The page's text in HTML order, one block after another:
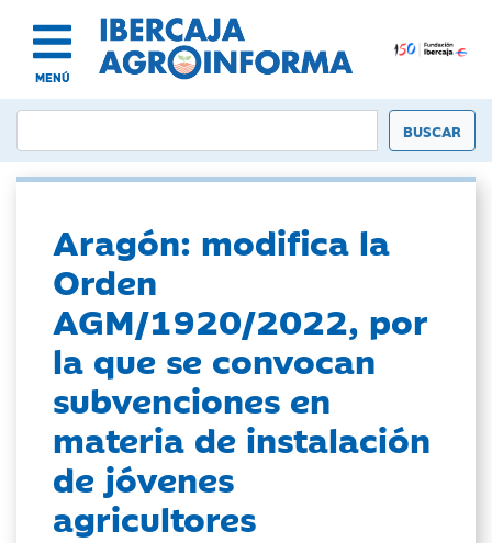
MENÚ
Aragón: modifica la
Orden
AGM/1920/2022, por
la que se convocan
subvenciones en
materia de instalación
de jóvenes
agricultores